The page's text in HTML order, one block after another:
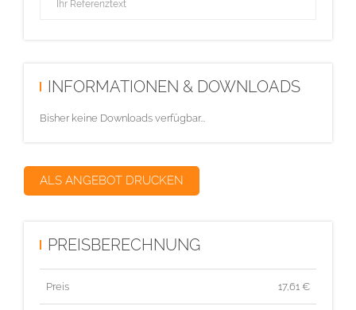
INFORMATIONEN & DOWNLOADS
Bisher keine Downloads verfügbar...
ALS ANGEBOT DRUCKEN
PREISBERECHNUNG
Preis 17,61 €